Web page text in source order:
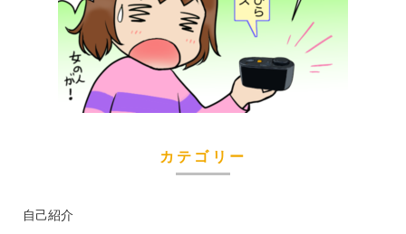
カテゴリー
自己紹介